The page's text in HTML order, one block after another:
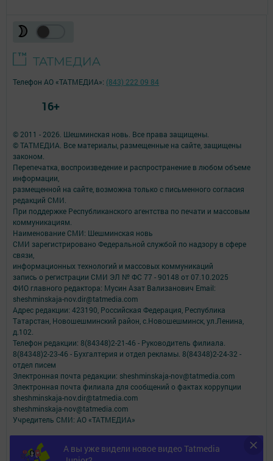
А вы уже видели новое видео Tatmedia
© 2011 - 2026. Шешминская новь. Все права защищены.
© ТАТМЕДИА. Все материалы, размещенные на сайте, защищены
законом.
Перепечатка, воспроизведение и распространение в любом объеме
информации,
размещенной на сайте, возможна только с письменного согласия
редакций СМИ.
При поддержке Республиканского агентства по печати и массовым
коммуникациям.
Наименование СМИ: Шешминская новь
СМИ зарегистрировано Федеральной службой по надзору в сфере
связи,
информационных технологий и массовых коммуникаций
запись о регистрации СМИ ЭЛ № ФС 77 - 90148 от 07.10.2025
ФИО главного редактора: Мусин Азат Вализанович Email:
sheshminskaja-nov.dir@tatmedia.com
Адрес редакции: 423190, Российская Федерация, Республика
Татарстан, Новошешминский район, с.Новошешминск, ул.Ленина,
д.102.
Телефон редакции: 8(84348)2-21-46 - Руководитель филиала.
8(84348)2-23-46 - Бухгалтерия и отдел рекламы. 8(84348)2-24-32 -
отдел писем
Электронная почта редакции: sheshminskaja-nov@tatmedia.com
Электронная почта филиала для сообщений о фактах коррупции
sheshminskaja-nov.dir@tatmedia.com
sheshminskaja-nov@tatmedia.com
Учредитель СМИ: АО «ТАТМЕДИА»
Антикоррупционная политика
АО «ТАТМЕДИА» использует «cookie»для персонализации сервисов и
Телефон АО «ТАТМЕДИА»: (843) 222 09 84
16+